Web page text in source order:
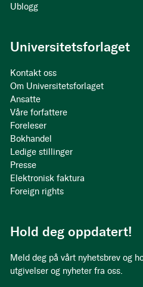
Ublogg
Universitetsforlaget
Kontakt oss
Om Universitetsforlaget
Ansatte
Våre forfattere
Foreleser
Bokhandel
Ledige stillinger
Presse
Elektronisk faktura
Foreign rights
Hold deg oppdatert!
Meld deg på vårt nyhetsbrev og
utgivelser og nyheter fra oss.